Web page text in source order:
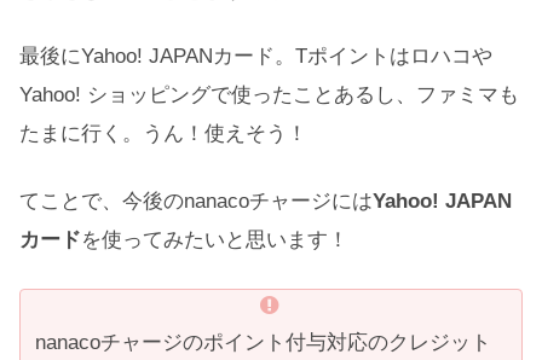
最後にYahoo! JAPANカード。Tポイントはロハコや
Yahoo! ショッピングで使ったことあるし、ファミマも
たまに行く。うん！使えそう！
てことで、今後のnanacoチャージにはYahoo! JAPAN
カードを使ってみたいと思います！
nanacoチャージのポイント付与対応のクレジット